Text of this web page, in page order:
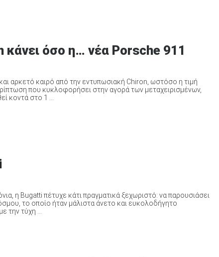
κάνει όσο η… νέα Porsche 911
αρκετό καιρό από την εντυπωσιακή Chiron, ωστόσο η τιμή
που κυκλοφορήσει στην αγορά των μεταχειρισμένων,
κοντά στo 1 ...
η Bugatti πέτυχε κάτι πραγματικά ξεχωριστό: να παρουσιάσει
το οποίο ήταν μάλιστα άνετο και ευκολοδήγητο
την τύχη ...